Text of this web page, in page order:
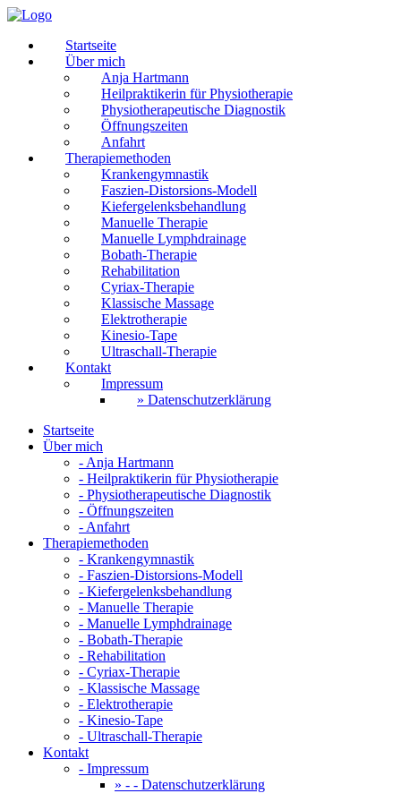
Startseite
Über mich
Anja Hartmann
Heilpraktikerin für Physiotherapie
Physiotherapeutische Diagnostik
Öffnungszeiten
Anfahrt
Therapiemethoden
Krankengymnastik
Faszien-Distorsions-Modell
Kiefergelenksbehandlung
Manuelle Therapie
Manuelle Lymphdrainage
Bobath-Therapie
Rehabilitation
Cyriax-Therapie
Klassische Massage
Elektrotherapie
Kinesio-Tape
Ultraschall-Therapie
Kontakt
Impressum
Datenschutzerklärung
Startseite
Über mich
- Anja Hartmann
- Heilpraktikerin für Physiotherapie
- Physiotherapeutische Diagnostik
- Öffnungszeiten
- Anfahrt
Therapiemethoden
- Krankengymnastik
- Faszien-Distorsions-Modell
- Kiefergelenksbehandlung
- Manuelle Therapie
- Manuelle Lymphdrainage
- Bobath-Therapie
- Rehabilitation
- Cyriax-Therapie
- Klassische Massage
- Elektrotherapie
- Kinesio-Tape
- Ultraschall-Therapie
Kontakt
- Impressum
- - Datenschutzerklärung